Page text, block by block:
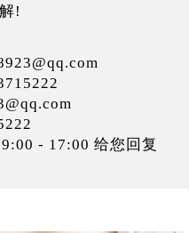
!
- 17:00 给您回复